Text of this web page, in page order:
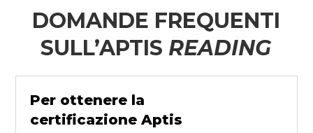
DOMANDE FREQUENTI
SULL’APTIS READING
Per ottenere la
certificazione Aptis